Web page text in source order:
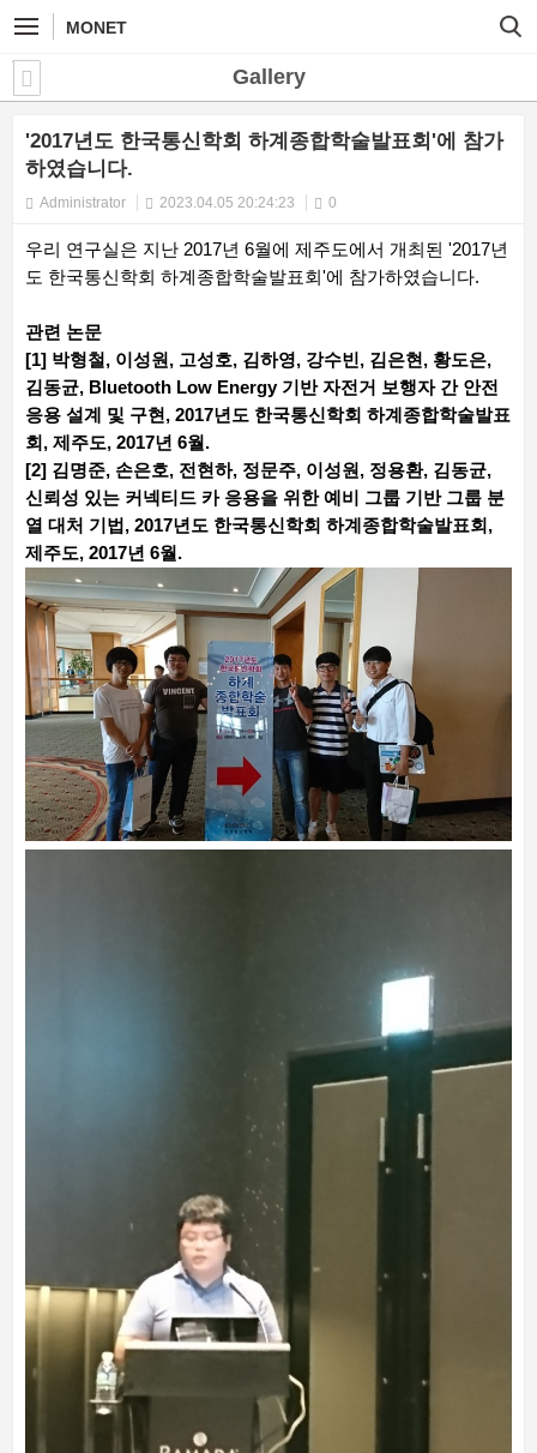
MONET
Gallery
'2017년도 한국통신학회 하계종합학술발표회'에 참가
하였습니다.
Administrator 2023.04.05 20:24:23 0
우리 연구실은 지난 2017년 6월에 제주도에서 개최된 '2017년
도 한국통신학회 하계종합학술발표회'에 참가하였습니다.
관련 논문
[1] 박형철, 이성원, 고성호, 김하영, 강수빈, 김은현, 황도은,
김동균, Bluetooth Low Energy 기반 자전거 보행자 간 안전
응용 설계 및 구현, 2017년도 한국통신학회 하계종합학술발표
회, 제주도, 2017년 6월.
[2] 김명준, 손은호, 전현하, 정문주, 이성원, 정용환, 김동균,
신뢰성 있는 커넥티드 카 응용을 위한 예비 그룹 기반 그룹 분
열 대처 기법, 2017년도 한국통신학회 하계종합학술발표회,
제주도, 2017년 6월.